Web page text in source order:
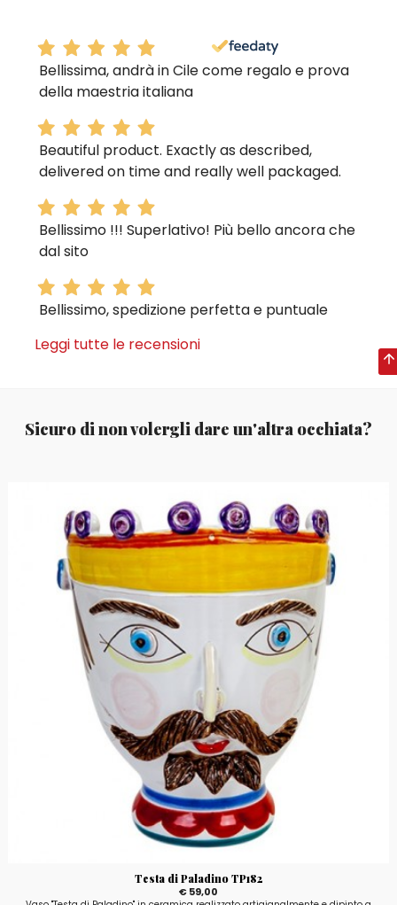
Bellissima, andrà in Cile come regalo e prova
della maestria italiana
Beautiful product. Exactly as described,
delivered on time and really well packaged.
Bellissimo !!! Superlativo! Più bello ancora che
dal sito
Bellissimo, spedizione perfetta e puntuale
Leggi tutte le recensioni
Sicuro di non volergli dare un'altra occhiata?
Testa di Paladino TP182
€ 59,00